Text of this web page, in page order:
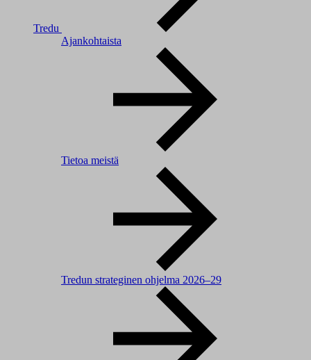
Tredu
Ajankohtaista
Tietoa meistä
Tredun strateginen ohjelma 2026–29